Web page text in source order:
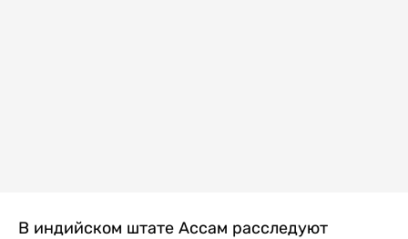
В индийском штате Ассам расследуют